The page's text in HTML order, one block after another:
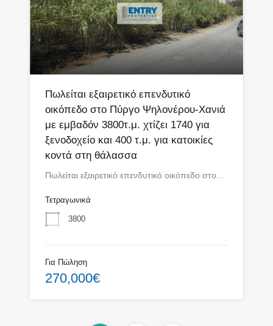
Πωλείται εξαιρετικό επενδυτικό
οικόπεδο στο Πύργο Ψηλονέρου-Χανιά
με εμβαδόν 3800τ.μ. χτίζει 1740 για
ξενοδοχείο και 400 τ.μ. για κατοικίες
κοντά στη θάλασσα
Πωλείται εξαιρετικό επενδυτικό οικόπεδο στο…
Τετραγωνικά
3800
Για Πώληση
270,000€